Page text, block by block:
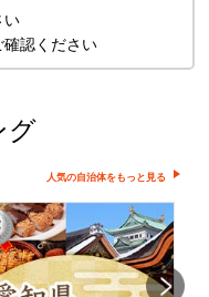
い
認ください
グ
人気の自治体をもっと見る